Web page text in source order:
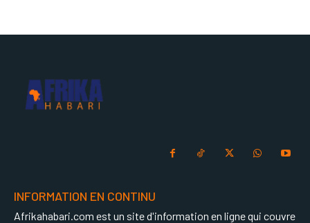
INFORMATION EN CONTINU
Afrikahabari.com est un site d'information en ligne qui couvre